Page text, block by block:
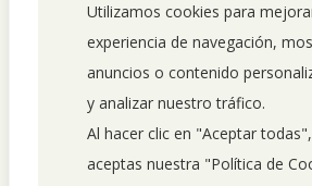
Utilizamos cookies para
experiencia de navegación,
anuncios o contenido
y analizar nuestro tráfico.
Al hacer clic en "Aceptar todas",
aceptas nuestra "Política de